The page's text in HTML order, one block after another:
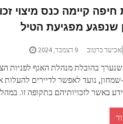
חיפה קיימה כנס מיצוי
שנפגע מפגיעת הטיל
אביעד ברטוב 9 דצמבר, 2024
בהובלת מנהלת האגף לפניות
שמחון, נועד לאפשר לדיירים
באשר לזכויותיהם בתקופה זו.